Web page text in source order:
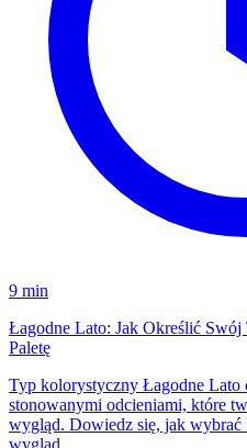
9 min
Łagodne Lato: Jak Określić
Paletę
Typ kolorystyczny Łagodne Lato
stonowanymi odcieniami, które
wygląd. Dowiedz się, jak
wygląd.